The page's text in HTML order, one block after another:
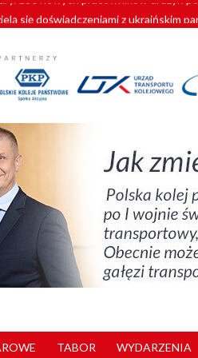
się doświadczeniami z ukraińskim
Vectrony na 230 km/h
pociągi od PESA. Sześć
180 nowych pracowników drużyn
TABOR WYDARZENIA